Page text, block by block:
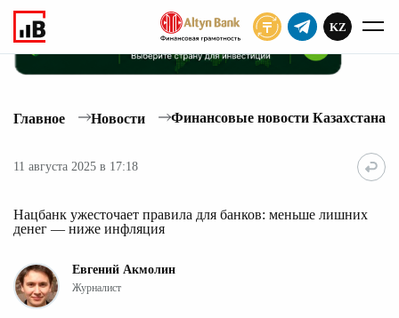
KZ
Главное Новости Финансовые новости Казахстана
11 августа 2025 в 17:18
Нацбанк ужесточает правила для банков: меньше лишних
денег — ниже инфляция
Евгений Акмолин
Журналист